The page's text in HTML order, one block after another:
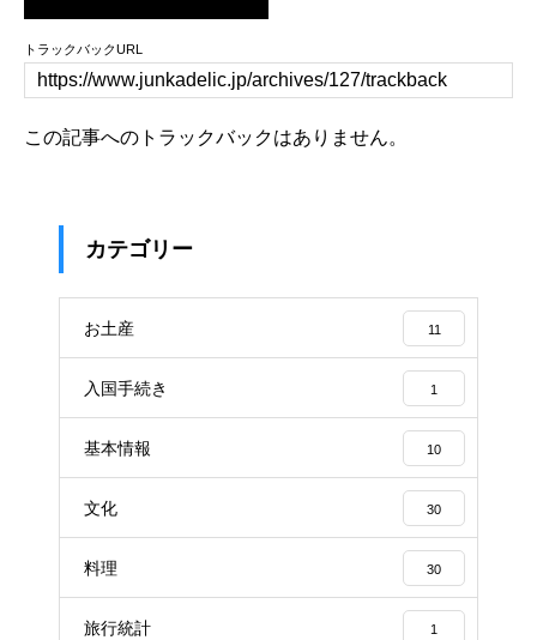
トラックバックURL
この記事へのトラックバックはありません。
カテゴリー
お土産 11
入国手続き 1
基本情報 10
文化 30
料理 30
旅行統計 1